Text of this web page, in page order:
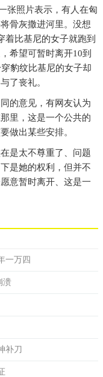
张照片表示，有人在匈
骨灰撒进河里。没想
着比基尼的女子就跑到
希望可暂时离开10到
豹纹比基尼的女子却
了丧礼。
的意见，有网友认为
里，这是一个公共的
做出某些安排。
是太不尊重了、问题
是她的权利，但并不
意暂时离开、这是一
一万四
溃
补刀